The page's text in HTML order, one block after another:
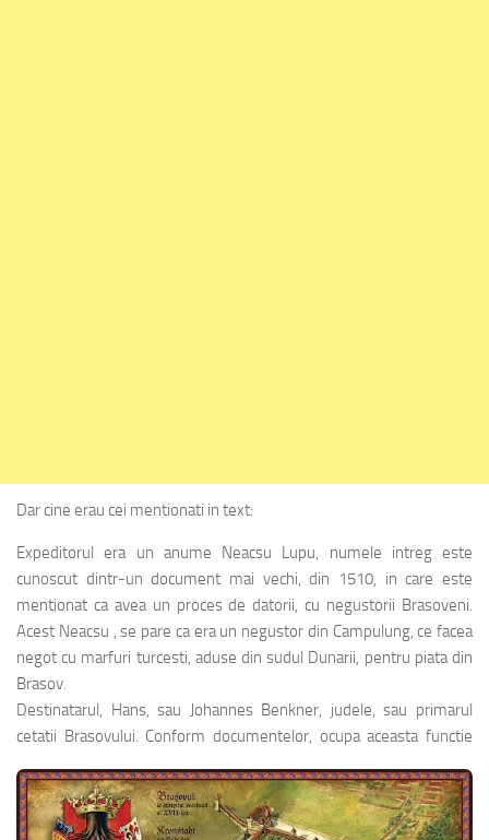
Dar cine erau cei mentionati in text:
Expeditorul era un anume Neacsu Lupu, numele intreg este
cunoscut dintr-un document mai vechi, din 1510, in care este
mentionat ca avea un proces de datorii, cu negustorii Brasoveni.
Acest Neacsu , se pare ca era un negustor din Campulung, ce facea
negot cu marfuri turcesti, aduse din sudul Dunarii, pentru piata din
Brasov.
Destinatarul, Hans, sau Johannes Benkner, judele, sau primarul
cetatii Brasovului. Conform documentelor, ocupa aceasta functie